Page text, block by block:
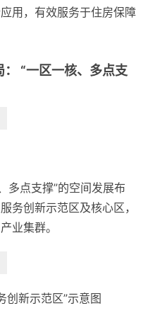
用，有效服务于住房保障
“一区一核、多点支
多点支撑”的空间发展布
务创新示范区及核心区，
业集群。
创新示范区”示意图